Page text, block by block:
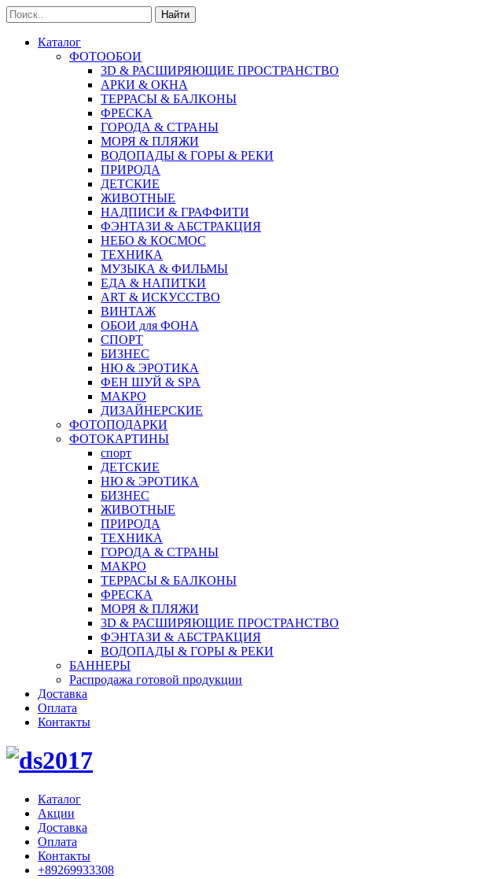
Найти
Каталог
ФОТООБОИ
3D & РАСШИРЯЮЩИЕ ПРОСТРАНСТВО
АРКИ & ОКНА
ТЕРРАСЫ & БАЛКОНЫ
ФРЕСКА
ГОРОДА & СТРАНЫ
МОРЯ & ПЛЯЖИ
ВОДОПАДЫ & ГОРЫ & РЕКИ
ПРИРОДА
ДЕТСКИЕ
ЖИВОТНЫЕ
НАДПИСИ & ГРАФФИТИ
ФЭНТАЗИ & АБСТРАКЦИЯ
НЕБО & КОСМОС
ТЕХНИКА
МУЗЫКА & ФИЛЬМЫ
ЕДА & НАПИТКИ
ART & ИСКУССТВО
ВИНТАЖ
ОБОИ для ФОНА
СПОРТ
БИЗНЕС
НЮ & ЭРОТИКА
ФЕН ШУЙ & SPA
МАКРО
ДИЗАЙНЕРСКИЕ
ФОТОПОДАРКИ
ФОТОКАРТИНЫ
спорт
ДЕТСКИЕ
НЮ & ЭРОТИКА
БИЗНЕС
ЖИВОТНЫЕ
ПРИРОДА
ТЕХНИКА
ГОРОДА & СТРАНЫ
МАКРО
ТЕРРАСЫ & БАЛКОНЫ
ФРЕСКА
МОРЯ & ПЛЯЖИ
3D & РАСШИРЯЮЩИЕ ПРОСТРАНСТВО
ФЭНТАЗИ & АБСТРАКЦИЯ
ВОДОПАДЫ & ГОРЫ & РЕКИ
БАННЕРЫ
Распродажа готовой продукции
Доставка
Оплата
Контакты
Каталог
Акции
Доставка
Оплата
Контакты
+89269933308